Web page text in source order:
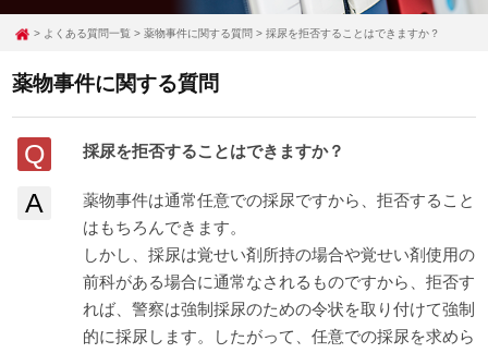
よくある質問一覧 薬物事件に関する質問 採尿を拒否することはできますか？
薬物事件に関する質問
Q 採尿を拒否することはできますか？
A
薬物事件は通常任意での採尿ですから、拒否すること
はもちろんできます。
しかし、採尿は覚せい剤所持の場合や覚せい剤使用の
前科がある場合に通常なされるものですから、拒否す
れば、警察は強制採尿のための令状を取り付けて強制
的に採尿します。したがって、任意での採尿を求めら